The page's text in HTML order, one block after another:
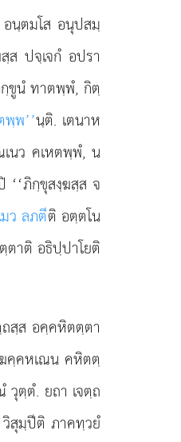
นฺตมโส อนุปสมฺ
ส ปจฺเจกํ อปรา
ขูนํ ทาตพฺพํ, กิตฺ
พ’’นฺติ. เตนาห
นว คเหตพฺพํ, น
ภิกฺขุสงฺฆสฺส จ
ว ลภตีติ อตฺตโน
าติ อธิปฺปาโยติ
สฺส อคฺคหิตตฺตา
คฺคหเณน คหิตตฺ
ตฺตํ. ยถา เจตฺถ
สุมฺปีติ ภาคทฺวยํ